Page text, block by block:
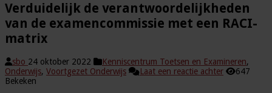
Verduidelijk de verantwoordelijkheden
van de examencommissie met een RACI-
matrix
sbo 24 oktober 2022 Kenniscentrum Toetsen en Examineren,
Onderwijs, Voortgezet Onderwijs Laat een reactie achter
647
Bekeken